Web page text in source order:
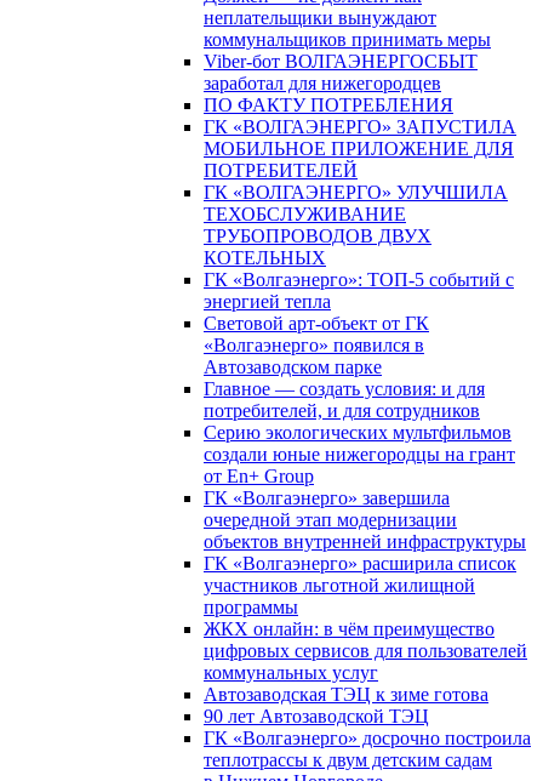
неплательщики вынуждают
коммунальщиков принимать меры
Viber-бот ВОЛГАЭНЕРГОСБЫТ
заработал для нижегородцев
ПО ФАКТУ ПОТРЕБЛЕНИЯ
ГК «ВОЛГАЭНЕРГО» ЗАПУСТИЛА
МОБИЛЬНОЕ ПРИЛОЖЕНИЕ ДЛЯ
ПОТРЕБИТЕЛЕЙ
ГК «ВОЛГАЭНЕРГО» УЛУЧШИЛА
ТЕХОБСЛУЖИВАНИЕ
ТРУБОПРОВОДОВ ДВУХ
КОТЕЛЬНЫХ
ГК «Волгаэнерго»: ТОП-5 событий с
энергией тепла
Световой арт-объект от ГК
«Волгаэнерго» появился в
Автозаводском парке
Главное — создать условия: и для
потребителей, и для сотрудников
Серию экологических мультфильмов
создали юные нижегородцы на грант
от En+ Group
ГК «Волгаэнерго» завершила
очередной этап модернизации
объектов внутренней инфраструктуры
ГК «Волгаэнерго» расширила список
участников льготной жилищной
программы
ЖКХ онлайн: в чём преимущество
цифровых сервисов для пользователей
коммунальных услуг
Автозаводская ТЭЦ к зиме готова
90 лет Автозаводской ТЭЦ
ГК «Волгаэнерго» досрочно построила
теплотрассы к двум детским садам